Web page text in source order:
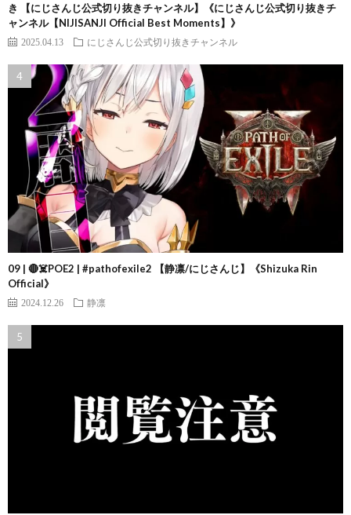
き 【にじさんじ公式切り抜きチャンネル】《にじさんじ公式切り抜きチ
ャンネル【NIJISANJI Official Best Moments】》
2025.04.13 にじさんじ公式切り抜きチャンネル
09 | 🔴☠️POE2 | #pathofexile2 【静凛/にじさんじ】《Shizuka Rin
Official》
2024.12.26 静凛